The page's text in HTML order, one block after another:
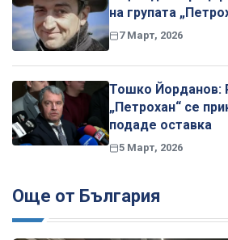
на групата
7 Март, 2026
Тошко Йорданов:
„Петрохан“ се
подаде оставка
5 Март, 2026
Още от България